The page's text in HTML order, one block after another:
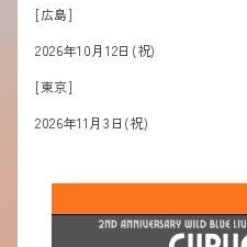
[広島]
2026年10月12日 (祝)
[東京]
2026年11 月3 日 (祝)